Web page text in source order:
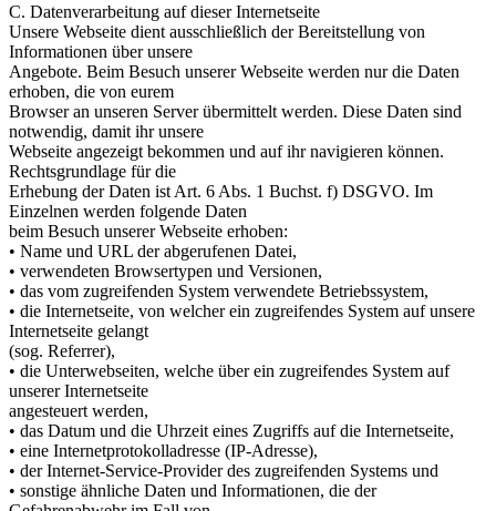
C. Datenverarbeitung auf dieser Internetseite
Unsere Webseite dient ausschließlich der Bereitstellung von
Informationen über unsere
Angebote. Beim Besuch unserer Webseite werden nur die Daten
erhoben, die von eurem
Browser an unseren Server übermittelt werden. Diese Daten sind
notwendig, damit ihr unsere
Webseite angezeigt bekommen und auf ihr navigieren können.
Rechtsgrundlage für die
Erhebung der Daten ist Art. 6 Abs. 1 Buchst. f) DSGVO. Im
Einzelnen werden folgende Daten
beim Besuch unserer Webseite erhoben:
• Name und URL der abgerufenen Datei,
• verwendeten Browsertypen und Versionen,
• das vom zugreifenden System verwendete Betriebssystem,
• die Internetseite, von welcher ein zugreifendes System auf unsere
Internetseite gelangt
(sog. Referrer),
• die Unterwebseiten, welche über ein zugreifendes System auf
unserer Internetseite
angesteuert werden,
• das Datum und die Uhrzeit eines Zugriffs auf die Internetseite,
• eine Internetprotokolladresse (IP-Adresse),
• der Internet-Service-Provider des zugreifenden Systems und
• sonstige ähnliche Daten und Informationen, die der